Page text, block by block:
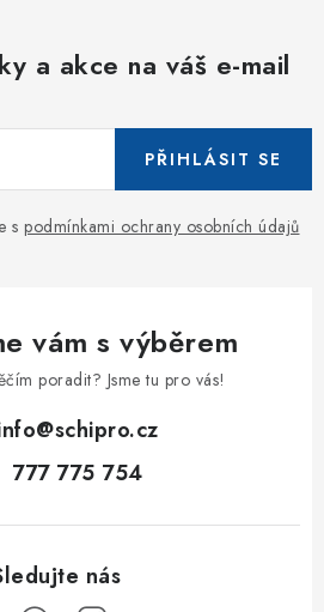
a akce na váš e-mail
s podmínkami ochrany osobních údajů
PŘIHLÁSIT SE
vám s výběrem
poradit? Jsme tu pro vás!
@schipro.cz
777 775 754